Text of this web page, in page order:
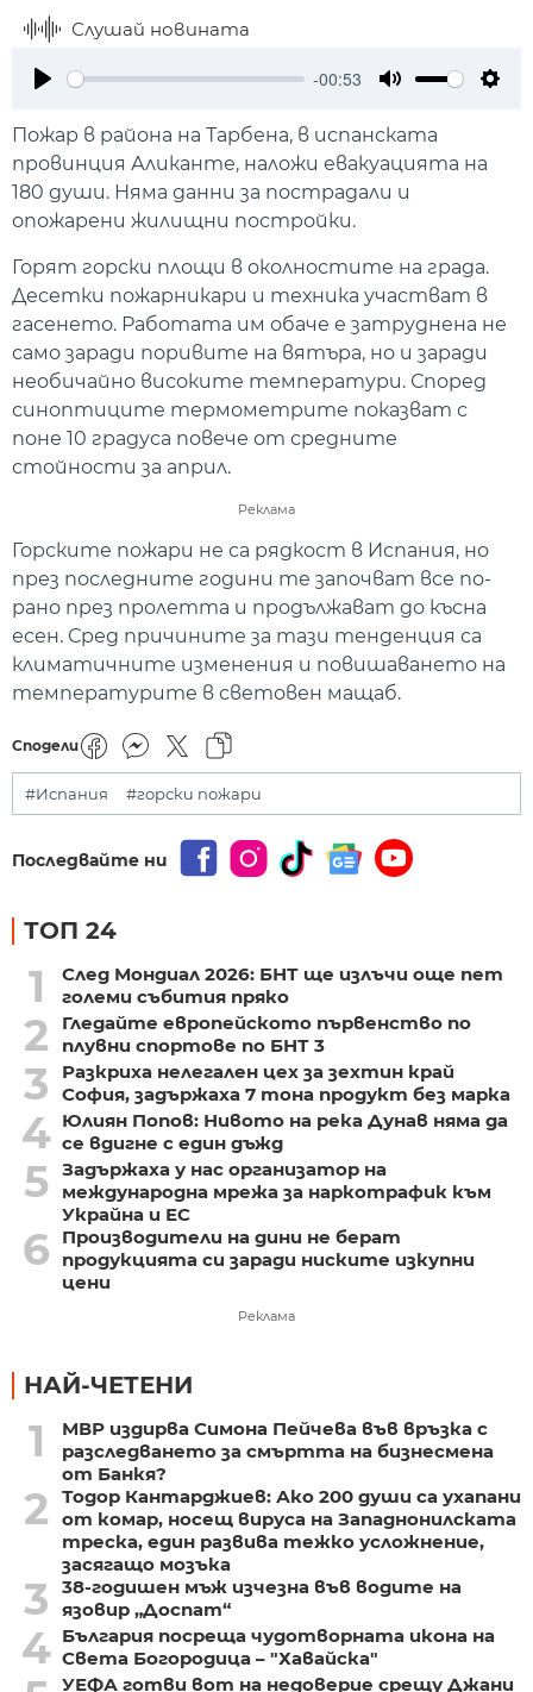
Слушай новината
-00:53
Пожар в района на Тарбена, в испанската
провинция Аликанте, наложи евакуацията на
180 души. Няма данни за пострадали и
опожарени жилищни постройки.
Горят горски площи в околностите на града.
Десетки пожарникари и техника участват в
гасенето. Работата им обаче е затруднена не
само заради поривите на вятъра, но и заради
необичайно високите температури. Според
синоптиците термометрите показват с
поне 10 градуса повече от средните
стойности за април.
Реклама
Горските пожари не са рядкост в Испания, но
през последните години те започват все по-
рано през пролетта и продължават до късна
есен. Сред причините за тази тенденция са
климатичните изменения и повишаването на
температурите в световен мащаб.
Сподели
#Испания #горски пожари
Последвайте ни
ТОП 24
1
След Мондиал 2026: БНТ ще излъчи още пет
големи събития пряко
2
Гледайте европейското първенство по
плувни спортове по БНТ 3
3
Разкриха нелегален цех за зехтин край
София, задържаха 7 тона продукт без марка
4 Юлиян Попов: Нивото на река Дунав няма да
се вдигне с един дъжд
5 Задържаха у нас организатор на
международна мрежа за наркотрафик към
Украйна и ЕС
6
Производители на дини не берат
продукцията си заради ниските изкупни
цени
Реклама
НАЙ-ЧЕТЕНИ
1
МВР издирва Симона Пейчева във връзка с
разследването за смъртта на бизнесмена
от Банкя?
2
Тодор Кантарджиев: Ако 200 души са ухапани
от комар, носещ вируса на Западнонилската
треска, един развива тежко усложнение,
засягащо мозъка
3
38-годишен мъж изчезна във водите на
язовир „Доспат“
4 България посреща чудотворната икона на
Света Богородица – "Хавайска"
УЕФА готви вот на недоверие срещу Джани